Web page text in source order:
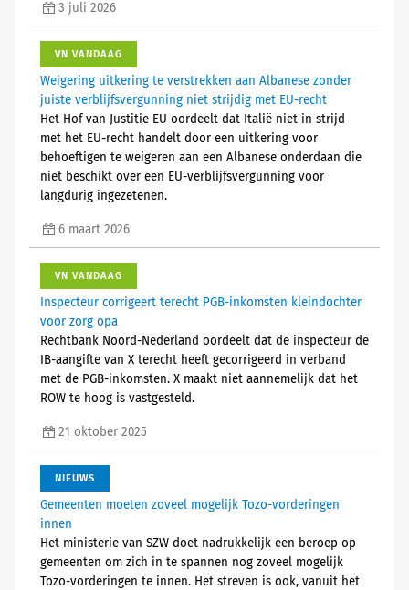
3 juli 2026
VN VANDAAG
Weigering uitkering te verstrekken aan Albanese zonder
juiste verblijfsvergunning niet strijdig met EU-recht
Het Hof van Justitie EU oordeelt dat Italië niet in strijd
met het EU-recht handelt door een uitkering voor
behoeftigen te weigeren aan een Albanese onderdaan die
niet beschikt over een EU-verblijfsvergunning voor
langdurig ingezetenen.
6 maart 2026
VN VANDAAG
Inspecteur corrigeert terecht PGB-inkomsten kleindochter
voor zorg opa
Rechtbank Noord-Nederland oordeelt dat de inspecteur de
IB-aangifte van X terecht heeft gecorrigeerd in verband
met de PGB-inkomsten. X maakt niet aannemelijk dat het
ROW te hoog is vastgesteld.
21 oktober 2025
NIEUWS
Gemeenten moeten zoveel mogelijk Tozo-vorderingen
innen
Het ministerie van SZW doet nadrukkelijk een beroep op
gemeenten om zich in te spannen nog zoveel mogelijk
Tozo-vorderingen te innen. Het streven is ook, vanuit het